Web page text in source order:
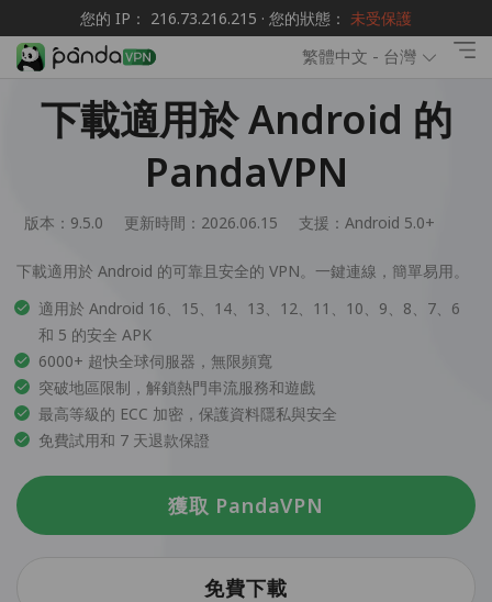
您的 IP： 216.73.216.215 · 您的狀態： 未受保護
繁體中文 - 台灣
下載適用於 Android 的
PandaVPN
版本：9.5.0 更新時間：2026.06.15 支援： Android 5.0+
下載適用於 Android 的可靠且安全的 VPN。一鍵連線，簡單易用。
適用於 Android 16、15、14、13、12、11、10、9、8、7、6
和 5 的安全 APK
6000+ 超快全球伺服器，無限頻寬
突破地區限制，解鎖熱門串流服務和遊戲
最高等級的 ECC 加密，保護資料隱私與安全
免費試用和 7 天退款保證
獲取 PandaVPN
免費下載